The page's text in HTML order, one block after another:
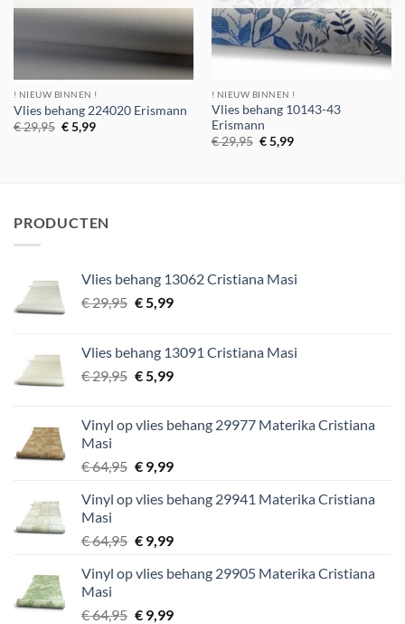
! NIEUW BINNEN !
Vlies behang 224020 Erismann
€29,95 Oorspronkelijke
prijs
€5,99Huidige
! NIEUW BINNEN !
Vlies behang 10143-43
Erismann
€29,95 Oorspronkelijke
prijs
€5,99Huidige
PRODUCTEN
Vlies behang 13062 Cristiana Masi
€29,95 Oorspronkelijke
€ 29,95.
€5,99Huidige
€ 5,99.
Vlies behang 13091 Cristiana Masi
€29,95 Oorspronkelijke
€ 29,95.
€5,99Huidige
€ 5,99.
Vinyl op vlies behang 29977 Materika Cristiana
Masi
€64,95 Oorspronkelijke
was:
€9,99Huidige
is:
Vinyl op vlies behang 29941 Materika Cristiana
Masi
€64,95 Oorspronkelijke
was:
€9,99Huidige
is:
Vinyl op vlies behang 29905 Materika Cristiana
Masi
€64,95 Oorspronkelijke
€9,99Huidige